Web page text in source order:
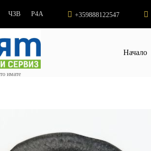
ЧЗВ P4A +359888122547
имате
Начало